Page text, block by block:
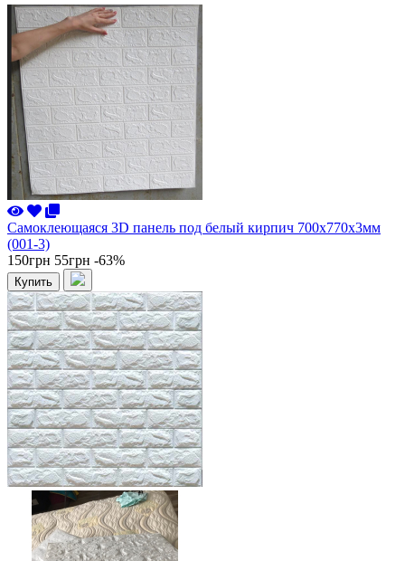
Самоклеющаяся 3D панель под белый кирпич 700x770x3мм
(001-3)
150грн 55грн -63%
Купить